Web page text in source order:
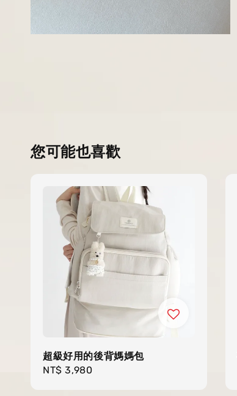
您可能也喜歡
超級好用的後背媽媽包
Regular
NT$ 3,980